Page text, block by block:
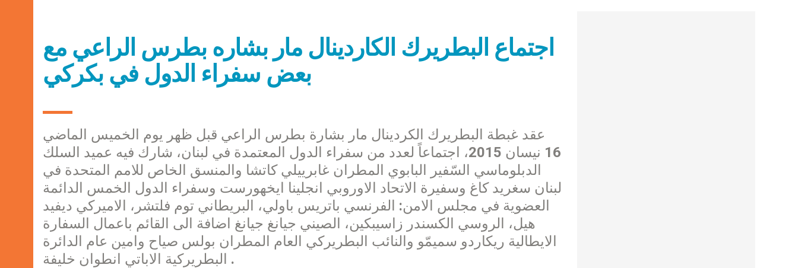
اجتماع البطريرك الكاردينال مار بشاره بطرس الراعي مع
بعض سفراء الدول في بكركي
عقد غبطة البطريرك الكردينال مار بشارة بطرس الراعي قبل ظهر يوم الخميس الماضي
16 نيسان 2015، اجتماعاً لعدد من سفراء الدول المعتمدة في لبنان، شارك فيه عميد السلك
الدبلوماسي السّفير البابوي المطران غابرييلي كاتشا والمنسق الخاص للامم المتحدة في
لبنان سغريد كاغ وسفيرة الاتحاد الاوروبي انجلينا ايخهورست وسفراء الدول الخمس الدائمة
العضوية في مجلس الامن: الفرنسي باتريس باولي، البريطاني توم فلتشر، الاميركي ديفيد
هيل، الروسي الكسندر زاسيبكين، الصيني جيانغ جيانغ اضافة الى القائم باعمال السفارة
الايطالية ريكاردو سميمّو والنائب البطريركي العام المطران بولس صياح وامين عام الدائرة
البطريركية الاباتي انطوان خليفة .